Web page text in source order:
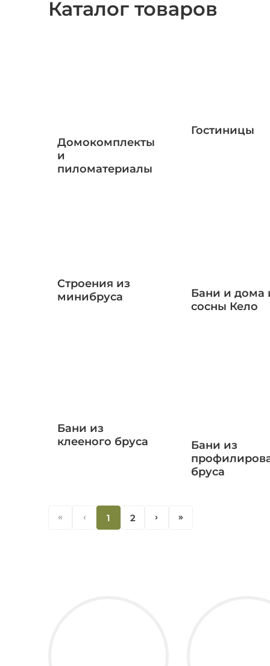
Каталог товаров
Домокомплекты
и
пиломатериалы
Гостиницы
Строения из
минибруса
Бани и дома
сосны Кело
Бани из
клееного бруса
Бани из
бруса
« ‹ 1 2 ‹ «